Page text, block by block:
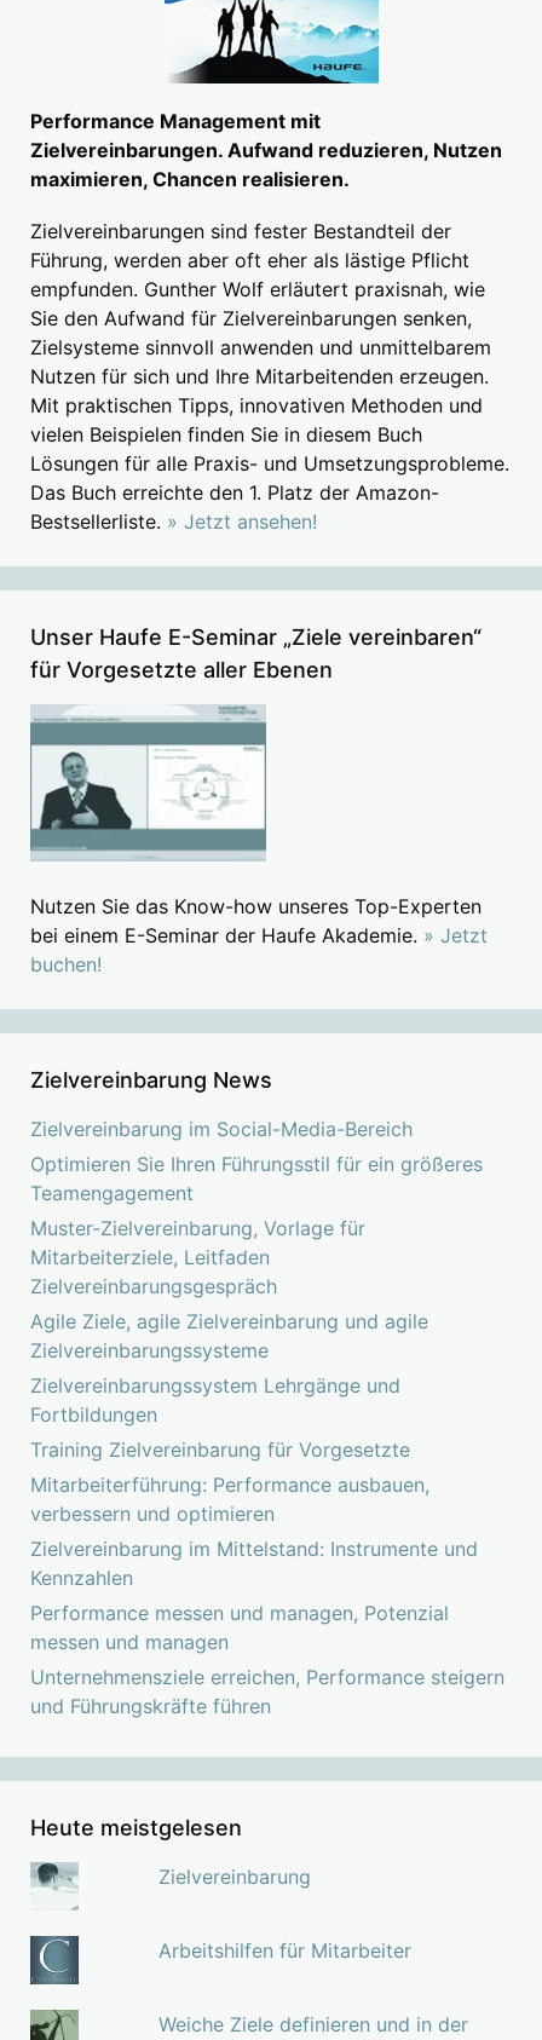
Performance Management mit
Zielvereinbarungen. Aufwand reduzieren, Nutzen
maximieren, Chancen realisieren.
Zielvereinbarungen sind fester Bestandteil der
Führung, werden aber oft eher als lästige Pflicht
empfunden. Gunther Wolf erläutert praxisnah, wie
Sie den Aufwand für Zielvereinbarungen senken,
Zielsysteme sinnvoll anwenden und unmittelbarem
Nutzen für sich und Ihre Mitarbeitenden erzeugen.
Mit praktischen Tipps, innovativen Methoden und
vielen Beispielen finden Sie in diesem Buch
Lösungen für alle Praxis- und Umsetzungsprobleme.
Das Buch erreichte den 1. Platz der Amazon-
Bestsellerliste. » Jetzt ansehen!
Unser Haufe E-Seminar „Ziele vereinbaren“
für Vorgesetzte aller Ebenen
Nutzen Sie das Know-how unseres Top-Experten
bei einem E-Seminar der Haufe Akademie. » Jetzt
buchen!
Zielvereinbarung News
Zielvereinbarung im Social-Media-Bereich
Optimieren Sie Ihren Führungsstil für ein größeres
Teamengagement
Muster-Zielvereinbarung, Vorlage für
Mitarbeiterziele, Leitfaden
Zielvereinbarungsgespräch
Agile Ziele, agile Zielvereinbarung und agile
Zielvereinbarungssysteme
Zielvereinbarungssystem Lehrgänge und
Fortbildungen
Training Zielvereinbarung für Vorgesetzte
Mitarbeiterführung: Performance ausbauen,
verbessern und optimieren
Zielvereinbarung im Mittelstand: Instrumente und
Kennzahlen
Performance messen und managen, Potenzial
messen und managen
Unternehmensziele erreichen, Performance steigern
und Führungskräfte führen
Heute meistgelesen
Zielvereinbarung
Arbeitshilfen für Mitarbeiter
Weiche Ziele definieren und in der